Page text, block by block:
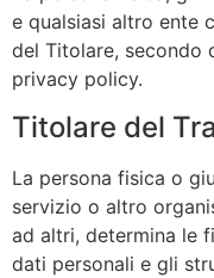
e qualsiasi altro ente
del Titolare, secondo
privacy policy.
Titolare del
La persona fisica o
servizio o altro
ad altri, determina le
dati personali e gli